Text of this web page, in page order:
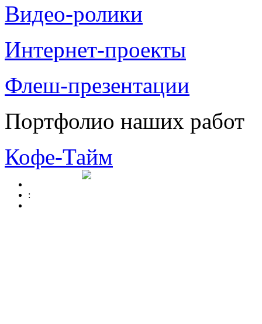
Видео-ролики
Интернет-проекты
Флеш-презентации
Портфолио наших работ
Кофе-Тайм
: